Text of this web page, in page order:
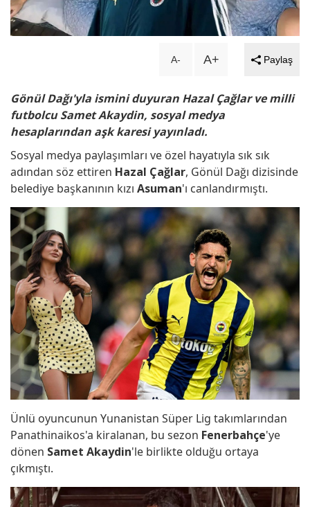
Dengeler alt üst olacak... ‘Uzak
Şehir'in kadrosuna sürpriz isim...!
Kainat güzelinden mutlu haber!
Hamile olduğunu duyurdu...
Ayağı kırılan Aras Bulut İynemli
ameliyat oldu!
Oyuncu Şinası Yurtsever 51
yaşında hayatını kaybetti...
Şenay Gürler, Semih Saygıner'i
böyle kutladı..!
Danilo Zanna'nın nafaka davasında
karar çıktı!..
A- A+ Paylaş
Gönül Dağı'yla ismini duyuran Hazal Çağlar ve milli
futbolcu Samet Akaydin, sosyal medya
hesaplarından aşk karesi yayınladı.
Sosyal medya paylaşımları ve özel hayatıyla sık sık
adından söz ettiren Hazal Çağlar, Gönül Dağı dizisinde
belediye başkanının kızı Asuman'ı canlandırmıştı.
Ünlü oyuncunun Yunanistan Süper Lig takımlarından
Panathinaikos'a kiralanan, bu sezon Fenerbahçe'ye
dönen Samet Akaydin'le birlikte olduğu ortaya
çıkmıştı.